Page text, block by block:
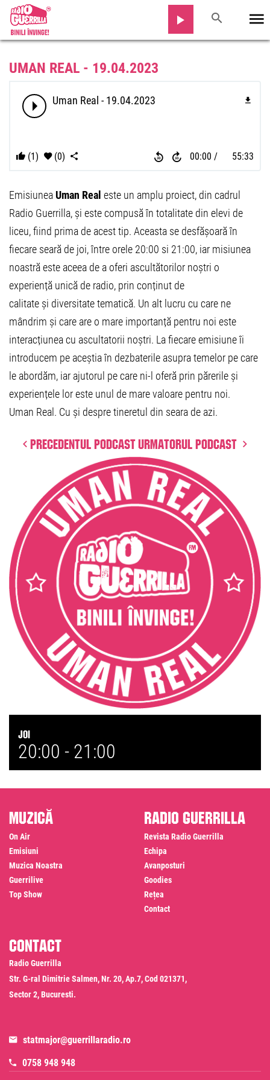
UMAN REAL - 19.04.2023
00:00 55:33
Uman Real - 19.04.2023
(1) (0)
Emisiunea Uman Real este un amplu proiect, din cadrul
Radio Guerrilla, și este compusă în totalitate din elevi de
liceu, fiind prima de acest tip. Aceasta se desfășoară în
fiecare seară de joi, între orele 20:00 si 21:00, iar misiunea
noastră este aceea de a oferi ascultătorilor noștri o
experiență unică de radio, prin conținut de
calitate și diversitate tematică. Un alt lucru cu care ne
mândrim și care are o mare importanță pentru noi este
interacțiunea cu ascultatorii noștri. La fiecare emisiune îi
introducem pe aceștia în dezbaterile asupra temelor pe care
le abordăm, iar ajutorul pe care ni-l oferă prin părerile și
experiențele lor este unul de mare valoare pentru noi.
Uman Real. Cu și despre tineretul din seara de azi.
Precedentul podcast Urmatorul podcast
Joi
20:00 - 21:00
Muzică
On Air
Emisiuni
Muzica Noastra
Guerrilive
Top Show
Radio Guerrilla
Revista Radio Guerrilla
Echipa
Avanposturi
Goodies
Rețea
Contact
Contact
Radio Guerrilla
Str. G-ral Dimitrie Salmen, Nr. 20, Ap.7, Cod 021371,
Sector 2, Bucuresti.
statmajor@guerrillaradio.ro
0758 948 948